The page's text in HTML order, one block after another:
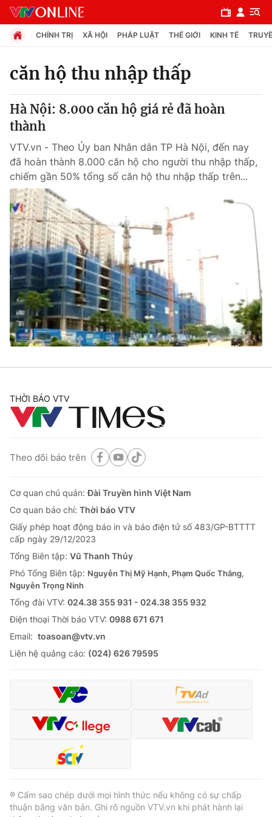
Chuyên mục
Chính trị
Xã hội
Pháp luật
Y tế
Thế giới
Tin tức
Thế giới đó đây
Câu chuyện quốc tế
Kinh tế
Tài chính
Thị trường
Góc doanh nghiệp
Dữ liệu và đời sống
Truyền hình
Phim VTV
Hậu trường
Giải sao mai
Giải trí
Điện ảnh
Âm nhạc
Du lịch
Làm đẹp
Chất lượng cuộc sống
Tuyển sinh
Học trực tuyến
Công nghệ
Hitech Công nghệ tương lai
Sản phẩm
Thị trường
Tư vấn
Giao lưu trực tuyến
Lịch phát sóng
Chuyên mục khác
Emagazine Podcast
Video Shorts video
VTV Money
VTV Sức khoẻ Bất động sản
CHÍNH TRỊ XÃ HỘI PHÁP LUẬT THẾ GIỚI KINH TẾ
căn hộ thu nhập thấp
Hà Nội: 8.000 căn hộ giá rẻ đã hoàn
thành
VTV.vn - Theo Ủy ban Nhân dân TP Hà Nội, đến nay
đã hoàn thành 8.000 căn hộ cho người thu nhập thấp,
chiếm gần 50% tổng số căn hộ thu nhập thấp trên...
THỜI BÁO VTV
Theo dõi báo trên
Cơ quan chủ quản:Đài Truyền hình Việt Nam
Cơ quan báo chí: Thời báo VTV
Giấy phép hoạt động báo in và báo điện tử số 483/GP-BTTTT
cấp ngày 29/12/2023
Tổng Biên tập: Vũ Thanh Thủy
Phó Tổng Biên tập: Nguyễn Thị Mỹ Hạnh, Phạm Quốc Thắng,
Nguyễn Trọng Ninh
Tổng đài VTV: 024.38 355 931 - 024.38 355 932
Ðiện thoại Thời báo VTV: 0988 671 671
Email: toasoan@vtv.vn
Liên hệ quảng cáo: (024) 626 79595
® Cấm sao chép dưới mọi hình thức nếu không có sự chấp
thuận bằng văn bản. Ghi rõ nguồn VTV.vn khi phát hành lại